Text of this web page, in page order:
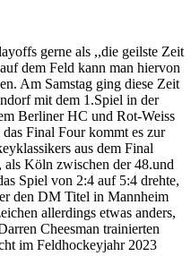
gerne als ,,die geilste Zeit
dem Feld kann man hiervon
Am Samstag ging diese Zeit
mit dem 1.Spiel in der
Berliner HC und Rot-Weiss
Final Four kommt es zur
aus dem Final
Köln zwischen der 48.und
Spiel von 2:4 auf 5:4 drehte,
den DM Titel in Mannheim
allerdings etwas anders,
Cheesman trainierten
im Feldhockeyjahr 2023